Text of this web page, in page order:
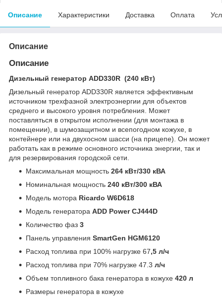
Описание Характеристики Доставка Оплата
Описание
Описание
Дизельный генератор ADD330R (240 кВт)
Дизельный генератор ADD330R является эффективным
источником трехфазной электроэнергии для объектов
среднего и высокого уровня потребления. Может
поставляться в открытом исполнении (для монтажа в
помещении), в шумозащитном и всепогодном кожухе, в
контейнере или на двухосном шасси (на прицепе). Он может
работать как в режиме основного источника энергии, так и
для резервирования городской сети.
Максимальная мощность 264 кВт/330 кВА
Номинальная мощность 240 кВт/300 кВА
Модель мотора Ricardo W6D618
Модель генератора ADD Power CJ444D
Количество фаз 3
Панель управления SmartGen HGM6120
Расход топлива при 100% нагрузке 67,5 л/ч
Расход топлива при 70% нагрузке 47.3 л/ч
Объем топливного бака генератора в кожухе 420 л
Размеры генератора в кожухе